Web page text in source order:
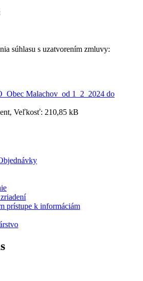
súhlasu s uzatvorením zmluvy:
Malachov_od 1_2_2024 do
Veľkosť: 210,85 kB
prístupe k informáciám